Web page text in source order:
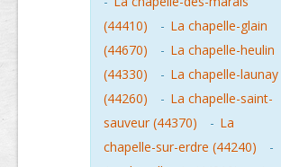
(44410)
- La chapelle-glain
(44670)
- La chapelle-heulin
(44330)
- La chapelle-launay
(44260)
- La chapelle-saint-
sauveur (44370)
- La
chapelle-sur-erdre (44240)
-